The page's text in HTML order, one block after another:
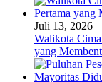
Juli 13, 2026
Walikota
yang